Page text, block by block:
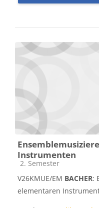
Instrumenten
Kursbereich
2. Semester
V26KMUE/EM BACHER:
elementaren